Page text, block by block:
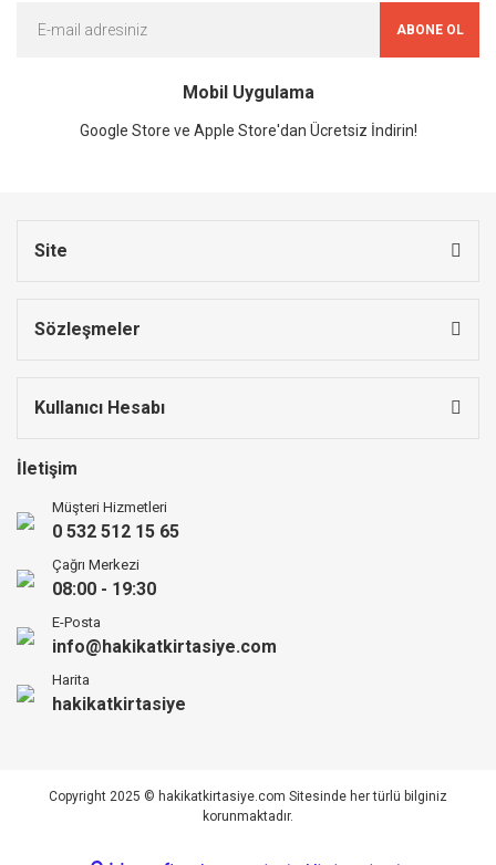
ABONE OL
Mobil Uygulama
Google Store ve Apple Store'dan Ücretsiz İndirin!
Site
Sözleşmeler
Kullanıcı Hesabı
İletişim
Müşteri Hizmetleri
0 532 512 15 65
Çağrı Merkezi
08:00 - 19:30
E-Posta
info@hakikatkirtasiye.com
Harita
hakikatkirtasiye
Copyright 2025 © hakikatkirtasiye.com Sitesinde her türlü bilginiz
korunmaktadır.